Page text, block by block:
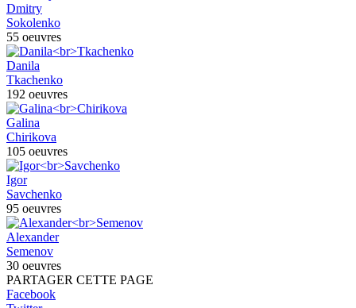
Dmitry
Sokolenko
55 oeuvres
Danila
Tkachenko
192 oeuvres
Galina
Chirikova
105 oeuvres
Igor
Savchenko
95 oeuvres
Alexander
Semenov
30 oeuvres
PARTAGER CETTE PAGE
Facebook